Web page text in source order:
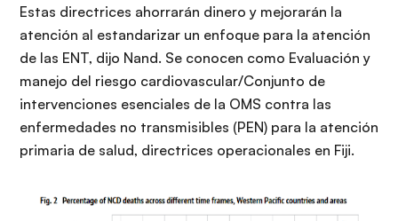
Estas directrices ahorrarán dinero y mejorarán la
atención al estandarizar un enfoque para la atención
de las ENT, dijo Nand. Se conocen como Evaluación y
manejo del riesgo cardiovascular/Conjunto de
intervenciones esenciales de la OMS contra las
enfermedades no transmisibles (PEN) para la atención
primaria de salud, directrices operacionales en Fiji.